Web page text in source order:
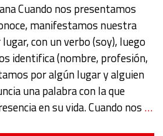
Cuando nos presentamos
manifestamos nuestra
con un verbo (soy), luego
identifica (nombre, profesión,
por algún lugar y alguien
una palabra con la que
en su vida. Cuando nos …